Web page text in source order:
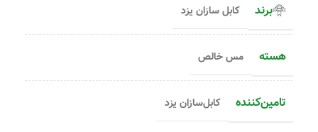
برند کابل سازان یزد
هسته مس خالص
تامین‌کننده کابل‌سازان یزد